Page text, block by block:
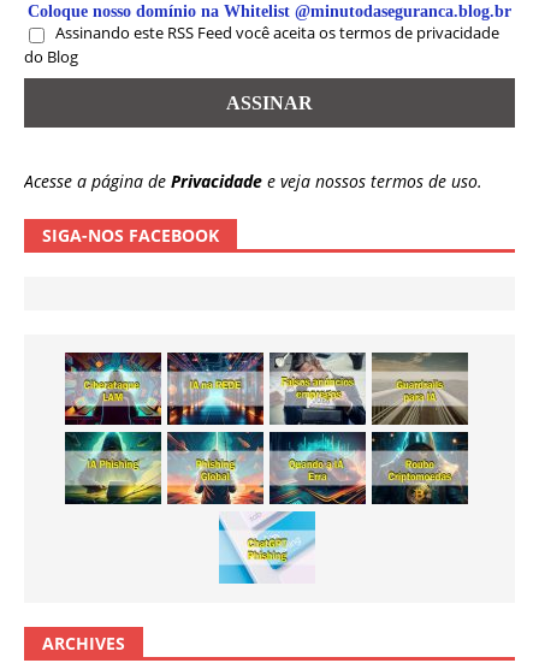
Coloque nosso domínio na Whitelist @minutodaseguranca.blog.br
Assinando este RSS Feed você aceita os termos de privacidade
do Blog
Acesse a página de Privacidade e veja nossos termos de uso.
SIGA-NOS FACEBOOK
ARCHIVES